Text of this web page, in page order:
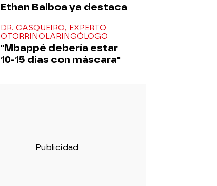
Ethan Balboa ya destaca
DR. CASQUEIRO, EXPERTO
OTORRINOLARINGÓLOGO
"Mbappé debería estar
10-15 días con máscara"